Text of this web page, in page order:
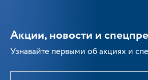
Акции, новости и
Узнавайте первыми об акциях и